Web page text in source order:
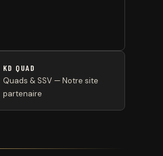
KD QUAD
Quads & SSV — Notre site
partenaire